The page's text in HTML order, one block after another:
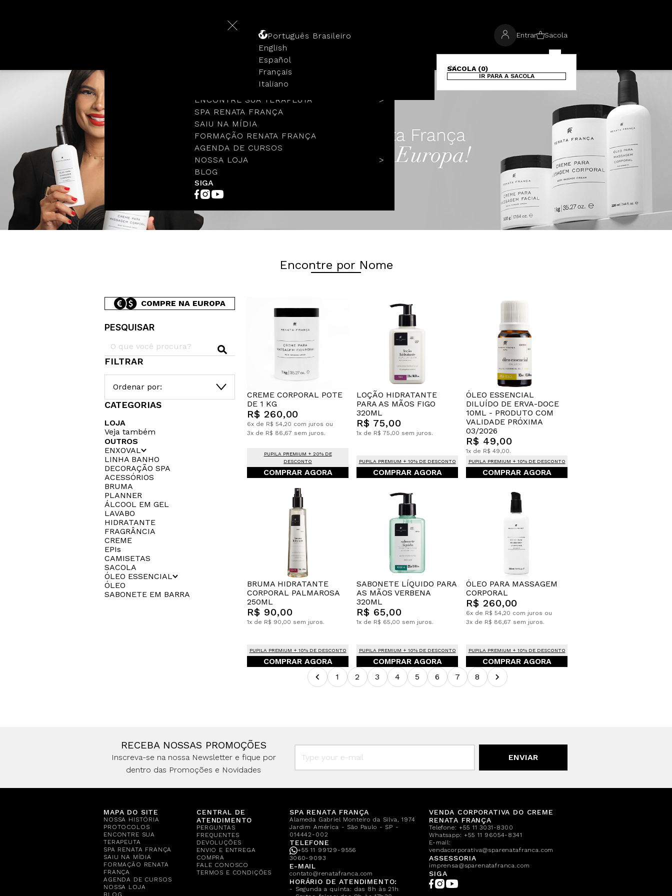
NOSSA HISTÓRIA
ENCONTRE SUA TERAPEUTA
SPA RENATA FRANÇA
SAIU NA MÍDIA
FORMAÇÃO RENATA FRANÇA
AGENDA DE CURSOS
NOSSA LOJA
BLOG
SIGA
Português Brasileiro
English
Español
Français
Italiano
Entrar Sacola
SACOLA (0)
IR PARA A SACOLA
Encontre por Nome
COMPRE NA EUROPA
PESQUISAR
FILTRAR
Ordenar por:
CATEGORIAS
LOJA
Veja também
OUTROS
ENXOVAL
LINHA BANHO
DECORAÇÃO SPA
ACESSÓRIOS
BRUMA
PLANNER
ÁLCOOL EM GEL
LAVABO
HIDRATANTE
FRAGRÂNCIA
CREME
EPIs
CAMISETAS
SACOLA
ÓLEO ESSENCIAL
ÓLEO
SABONETE EM BARRA
CREME CORPORAL POTE
DE 1 KG
R$ 260,00
6x de R$ 54,20 com juros ou
3x de R$ 86,67 sem juros.
PUPILA PREMIUM + 20% DE
DESCONTO
COMPRAR AGORA
LOÇÃO HIDRATANTE
PARA AS MÃOS FIGO
320ML
R$ 75,00
1x de R$ 75,00 sem juros.
PUPILA PREMIUM + 10% DE DESCONTO
COMPRAR AGORA
ÓLEO ESSENCIAL
DILUÍDO DE ERVA-DOCE
10ML - PRODUTO COM
VALIDADE PRÓXIMA
03/2026
R$ 49,00
1x de R$ 49,00.
PUPILA PREMIUM + 10% DE DESCONTO
COMPRAR AGORA
BRUMA HIDRATANTE
CORPORAL PALMAROSA
250ML
R$ 90,00
1x de R$ 90,00 sem juros.
PUPILA PREMIUM + 10% DE DESCONTO
COMPRAR AGORA
SABONETE LÍQUIDO PARA
AS MÃOS VERBENA
320ML
R$ 65,00
1x de R$ 65,00 sem juros.
PUPILA PREMIUM + 10% DE DESCONTO
COMPRAR AGORA
ÓLEO PARA MASSAGEM
CORPORAL
R$ 260,00
6x de R$ 54,20 com juros ou
3x de R$ 86,67 sem juros.
PUPILA PREMIUM + 10% DE DESCONTO
COMPRAR AGORA
1
2 3 4 5 6 7 8
RECEBA NOSSAS PROMOÇÕES
Inscreva-se na nossa Newsletter e fique por
dentro das Promoções e Novidades
ENVIAR
MAPA DO SITE
NOSSA HISTÓRIA
PROTOCOLOS
ENCONTRE SUA
TERAPEUTA
SPA RENATA FRANÇA
SAIU NA MÍDIA
FORMAÇÃO RENATA
FRANÇA
AGENDA DE CURSOS
NOSSA LOJA
BLOG
CENTRAL DE
ATENDIMENTO
PERGUNTAS
FREQUENTES
DEVOLUÇÕES
ENVIO E ENTREGA
COMPRA
FALE CONOSCO
TERMOS E CONDIÇÕES
SPA RENATA FRANÇA
Alameda Gabriel Monteiro da Silva, 1974
Jardim América - São Paulo - SP -
014442-002
TELEFONE
+55 11 99129-9556
3060-9093
E-MAIL
contato@renatafranca.com
HORÁRIO DE ATENDIMENTO:
- Segunda a quinta: das 8h às 21h
VENDA CORPORATIVA DO CREME
RENATA FRANÇA
Telefone:+55 11 3031-8300
Whatsapp:+55 11 96054-8341
E-mail:
vendacorporativa@sparenatafranca.com
ASSESSORIA
imprensa@sparenatafranca.com
SIGA